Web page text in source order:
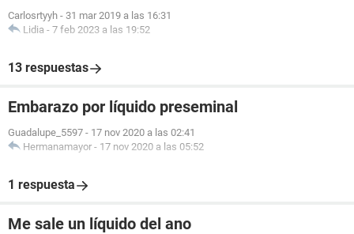
Carlosrtyyh - 31 mar 2019 a las 16:31
Lidia - 7 feb 2023 a las 19:52
13 respuestas
Embarazo por líquido preseminal
Guadalupe_5597 - 17 nov 2020 a las 02:41
Hermanamayor - 17 nov 2020 a las 05:52
1 respuesta
Me sale un líquido del ano